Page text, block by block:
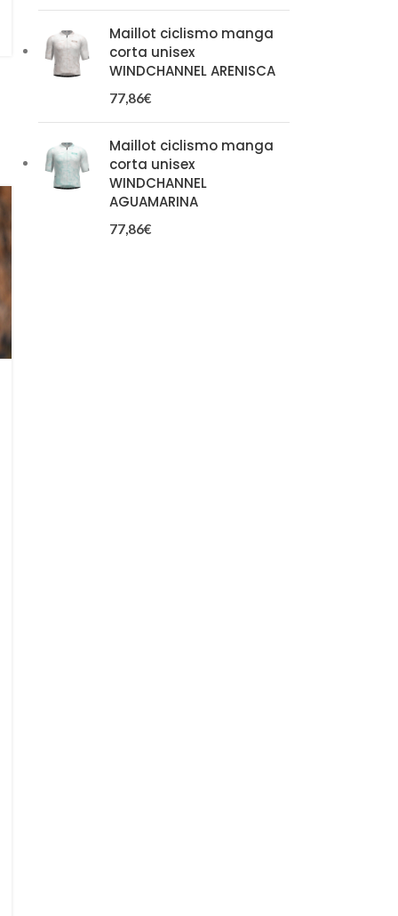
Maillot ciclismo manga
corta unisex
WINDCHANNEL ARENISCA
77,86€
Maillot ciclismo manga
corta unisex
WINDCHANNEL
AGUAMARINA
77,86€